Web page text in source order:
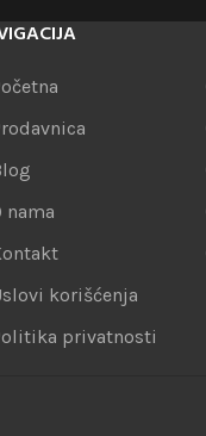
nama
korišćenja
privatnosti